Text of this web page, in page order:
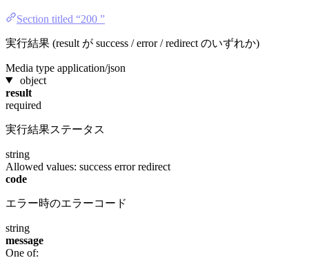
Section titled “200 ”
実行結果 (result が success / error / redirect のいずれか)
Media type application/json
object
result
required
実行結果ステータス
string
Allowed values: success errorredirect
code
エラー時のエラーコード
string
message
One of: